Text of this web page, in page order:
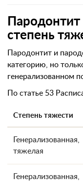
степень
Пародонтит и
категорию, но
генерализованном
По статье 53
Степень тяжести
Генерализованная,
тяжелая
Генерализованная,